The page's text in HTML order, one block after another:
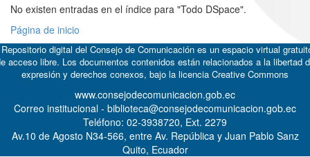
No existen entradas en el índice para "Todo DSpace".
Página de inicio
digital del Consejo de Comunicación es un espacio virtual
acceso libre. Los documentos contenidos están relacionados a la libertad
expresión y derechos conexos, bajo la licencia Creative Commons
www.consejodecomunicacion.gob.ec
Correo institucional - biblioteca@consejodecomunicacion.gob.ec
Teléfono: 02-3938720, Ext. 2279
Av.10 de Agosto N34-566, entre Av. República y Juan Pablo Sanz
Quito, Ecuador